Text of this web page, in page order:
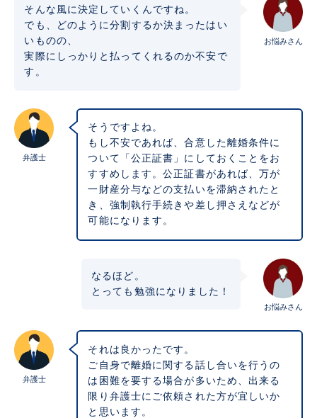
お悩みさん
そんな風に決定していくんですね。
でも、どのように分割するか決まったはい
いものの、
実際にしっかりと払ってくれるのか不安で
す。
弁護士
そうですよね。
もし不安であれば、合意した離婚条件に
ついて「公正証書」にしておくことをお
すすめします。公正証書があれば、万が
一財産分与などの支払いを滞納されたと
き、強制執行手続きや差し押さえなどが
可能になります。
お悩みさん
なるほど。
とっても勉強になりました！
弁護士
それは良かったです。
ご自身で離婚に関する話し合いを行うの
は困難を要する場合が多いため、出来る
限り弁護士にご依頼された方が宜しいか
と思います。